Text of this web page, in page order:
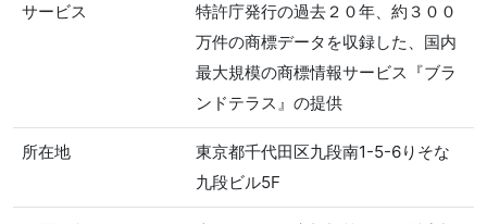
サービス
特許庁発行の過去２０年、約３００
万件の商標データを収録した、国内
最大規模の商標情報サービス『ブラ
ンドテラス』の提供
所在地
東京都千代田区九段南1-5-6りそな
九段ビル5F